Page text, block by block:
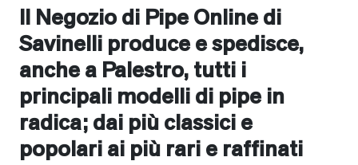
Il Negozio di Pipe Online di
Savinelli produce e spedisce,
anche a Palestro, tutti i
principali modelli di pipe in
radica; dai più classici e
popolari ai più rari e raffinati